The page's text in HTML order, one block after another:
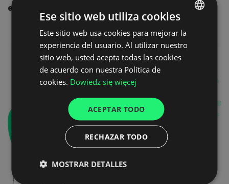
económico.
POLISH
ENGLISH
FRENCH
Ese sitio web utiliza cookies
Este sitio web usa cookies para mejorar la
experiencia del usuario. Al utilizar nuestro
sitio web, usted acepta todas las cookies
de acuerdo con nuestra Política de
cookies. Dowiedz się więcej
ACEPTAR TODO
RECHAZAR TODO
MOSTRAR DETALLES